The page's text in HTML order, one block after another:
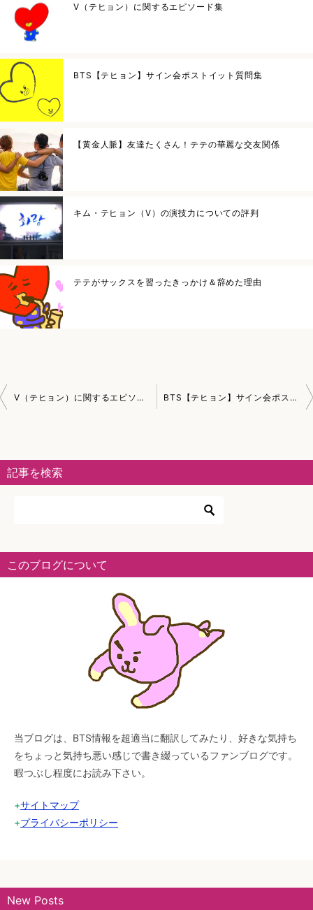
V（テヒョン）に関するエピソード集
BTS【テヒョン】サイン会ポストイット質問集
【黄金人脈】友達たくさん！テテの華麗な交友関係
キム・テヒョン（V）の演技力についての評判
テテがサックスを習ったきっかけ＆辞めた理由
投
ビ
ョ
V（テヒョン）に関するエピソード集 BTS【テヒョン】サイン会ポストイット質問集
記事を検索
このブログについて
当ブログは、BTS情報を超適当に翻訳してみたり、好きな気持ち
をちょっと気持ち悪い感じで書き綴っているファンブログです。
暇つぶし程度にお読み下さい。
+サイトマップ
+プライバシーポリシー
New Posts